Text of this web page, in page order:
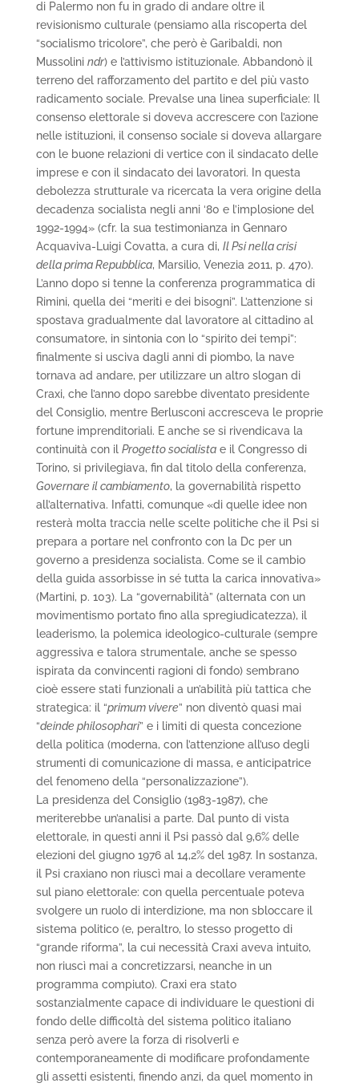
di Palermo non fu in grado di andare oltre il
revisionismo culturale (pensiamo alla riscoperta del
“socialismo tricolore”, che però è Garibaldi, non
Mussolini ndr) e l’attivismo istituzionale. Abbandonò il
terreno del rafforzamento del partito e del più vasto
radicamento sociale. Prevalse una linea superficiale: Il
consenso elettorale si doveva accrescere con l’azione
nelle istituzioni, il consenso sociale si doveva allargare
con le buone relazioni di vertice con il sindacato delle
imprese e con il sindacato dei lavoratori. In questa
debolezza strutturale va ricercata la vera origine della
decadenza socialista negli anni ‘80 e l’implosione del
1992-1994» (cfr. la sua testimonianza in Gennaro
Acquaviva-Luigi Covatta, a cura di, Il Psi nella crisi
della prima Repubblica, Marsilio, Venezia 2011, p. 470).
L’anno dopo si tenne la conferenza programmatica di
Rimini, quella dei “meriti e dei bisogni”. L’attenzione si
spostava gradualmente dal lavoratore al cittadino al
consumatore, in sintonia con lo “spirito dei tempi”:
finalmente si usciva dagli anni di piombo, la nave
tornava ad andare, per utilizzare un altro slogan di
Craxi, che l’anno dopo sarebbe diventato presidente
del Consiglio, mentre Berlusconi accresceva le proprie
fortune imprenditoriali. E anche se si rivendicava la
continuità con il Progetto socialistae il Congresso di
Torino, si privilegiava, fin dal titolo della conferenza,
Governare il cambiamento, la governabilità rispetto
all’alternativa. Infatti, comunque «di quelle idee non
resterà molta traccia nelle scelte politiche che il Psi si
prepara a portare nel confronto con la Dc per un
governo a presidenza socialista. Come se il cambio
della guida assorbisse in sé tutta la carica innovativa»
(Martini, p. 103). La “governabilità” (alternata con un
movimentismo portato fino alla spregiudicatezza), il
leaderismo, la polemica ideologico-culturale (sempre
aggressiva e talora strumentale, anche se spesso
ispirata da convincenti ragioni di fondo) sembrano
cioè essere stati funzionali a un’abilità più tattica che
strategica: il “primum vivere” non diventò quasi mai
“deinde philosophari” e i limiti di questa concezione
della politica (moderna, con l’attenzione all’uso degli
strumenti di comunicazione di massa, e anticipatrice
del fenomeno della “personalizzazione”).
La presidenza del Consiglio (1983-1987), che
meriterebbe un’analisi a parte. Dal punto di vista
elettorale, in questi anni il Psi passò dal 9,6% delle
elezioni del giugno 1976 al 14,2% del 1987. In sostanza,
il Psi craxiano non riuscì mai a decollare veramente
sul piano elettorale: con quella percentuale poteva
svolgere un ruolo di interdizione, ma non sbloccare il
sistema politico (e, peraltro, lo stesso progetto di
“grande riforma”, la cui necessità Craxi aveva intuito,
non riuscì mai a concretizzarsi, neanche in un
programma compiuto). Craxi era stato
sostanzialmente capace di individuare le questioni di
fondo delle difficoltà del sistema politico italiano
senza però avere la forza di risolverli e
contemporaneamente di modificare profondamente
gli assetti esistenti, finendo anzi, da quel momento in